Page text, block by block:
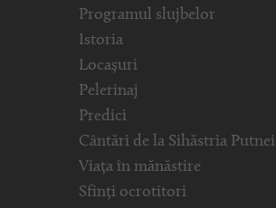
Programul slujbelor
Istoria
Locașuri
Pelerinaj
Predici
Cântări de la Sihăstria Putnei
Viața în mănăstire
Sfinți ocrotitori